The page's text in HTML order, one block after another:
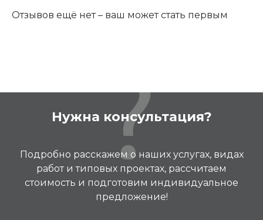
Отзывов ещё нет – ваш может стать первым
Нужна консультация?
Подробно расскажем о наших услугах, видах
работ и типовых проектах, рассчитаем
стоимость и подготовим индивидуальное
предложение!